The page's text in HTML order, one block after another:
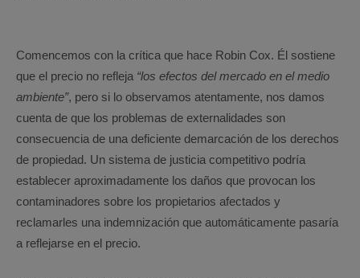
Comencemos con la crítica que hace Robin Cox. Él sostiene
que el precio no refleja “los efectos del mercado en el medio
ambiente”, pero si lo observamos atentamente, nos damos
cuenta de que los problemas de externalidades son
consecuencia de una deficiente demarcación de los derechos
de propiedad. Un sistema de justicia competitivo podría
establecer aproximadamente los daños que provocan los
contaminadores sobre los propietarios afectados y
reclamarles una indemnización que automáticamente pasaría
a reflejarse en el precio.